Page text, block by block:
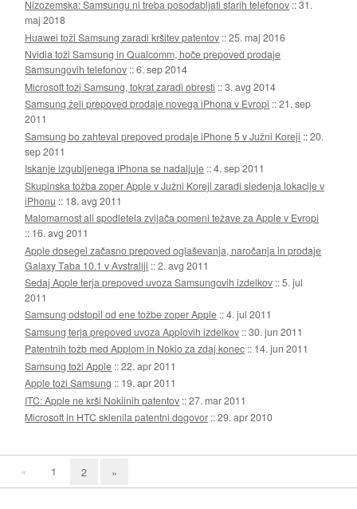
Nizozemska: Samsungu ni treba posodabljati starih telefonov ::31.
maj 2018
Huawei toži Samsung zaradi kršitev patentov ::25. maj 2016
Nvidia toži Samsung in Qualcomm, hoče prepoved prodaje
Samsungovih telefonov ::6. sep 2014
Microsoft toži Samsung, tokrat zaradi obresti ::3. avg 2014
Samsung želi prepoved prodaje novega iPhona v Evropi ::21. sep
2011
Samsung bo zahteval prepoved prodaje iPhone 5 v Južni Koreji ::20.
sep 2011
Iskanje izgubljenega iPhona se nadaljuje ::4. sep 2011
Skupinska tožba zoper Apple v Južni Koreji zaradi sledenja lokacije v
iPhonu :: 18. avg 2011
Malomarnost ali spodletela zvijača pomeni težave za Apple v Evropi
:: 16. avg 2011
Apple dosegel začasno prepoved oglaševanja, naročanja in prodaje
Galaxy Taba 10.1 v Avstraliji ::2. avg 2011
Sedaj Apple terja prepoved uvoza Samsungovih izdelkov ::5. jul
2011
Samsung odstopil od ene tožbe zoper Apple ::4. jul 2011
Samsung terja prepoved uvoza Applovih izdelkov ::30. jun 2011
Patentnih tožb med Applom in Nokio za zdaj konec :: 14. jun 2011
Samsung toži Apple ::22. apr 2011
Apple toži Samsung :: 19. apr 2011
ITC: Apple ne krši Nokiinih patentov ::27. mar 2011
Microsoft in HTC sklenila patentni dogovor ::29. apr 2010
« 1 2 »